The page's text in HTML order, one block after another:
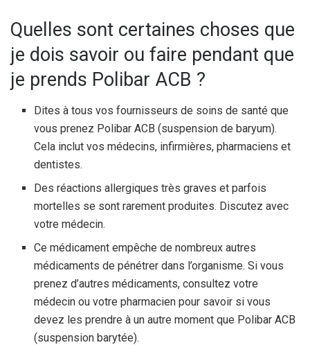
Quelles sont certaines choses que
je dois savoir ou faire pendant que
je prends Polibar ACB ?
Dites à tous vos fournisseurs de soins de santé que
vous prenez Polibar ACB (suspension de baryum).
Cela inclut vos médecins, infirmières, pharmaciens et
dentistes.
Des réactions allergiques très graves et parfois
mortelles se sont rarement produites. Discutez avec
votre médecin.
Ce médicament empêche de nombreux autres
médicaments de pénétrer dans l’organisme. Si vous
prenez d’autres médicaments, consultez votre
médecin ou votre pharmacien pour savoir si vous
devez les prendre à un autre moment que Polibar ACB
(suspension barytée).